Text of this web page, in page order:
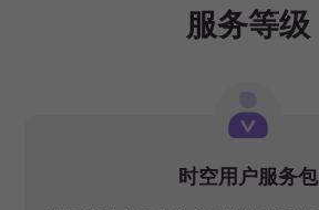
服务等级
时空用户服务包